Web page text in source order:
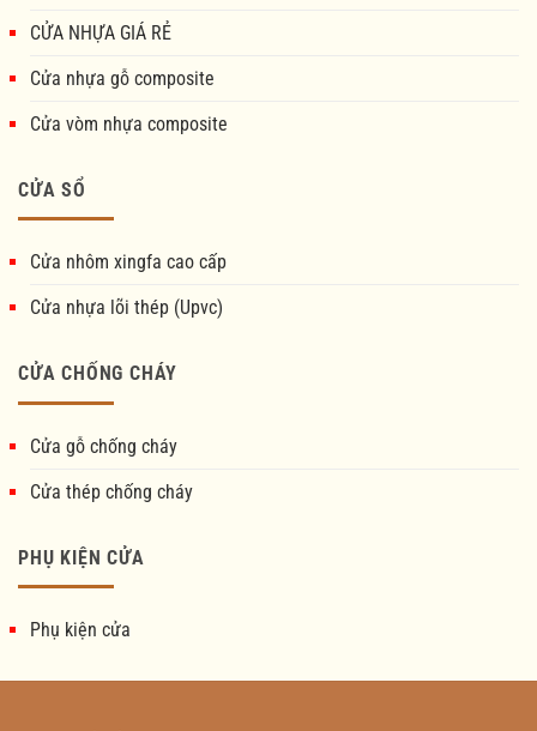
CỬA NHỰA GIÁ RẺ
Cửa nhựa gỗ composite
Cửa vòm nhựa composite
CỬA SỔ
Cửa nhôm xingfa cao cấp
Cửa nhựa lõi thép (Upvc)
CỬA CHỐNG CHÁY
Cửa gỗ chống cháy
Cửa thép chống cháy
PHỤ KIỆN CỬA
Phụ kiện cửa